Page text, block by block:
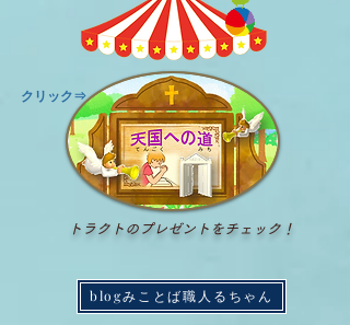
​クリック⇒
トラクトのプレゼントをチェック！
blogみことば職人るちゃん